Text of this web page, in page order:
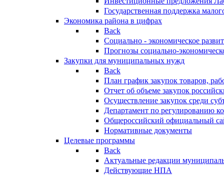
Государственная поддержка
Экономика района в цифрах
Back
Социально - экономическое
Прогнозы социально-
Закупки для муниципальных нужд
Back
План график закупок товаров,
Отчет об объеме закупок
Осуществление закупок среди
Департамент по регулированию
Общероссийский официальный
Нормативные документы
Целевые программы
Back
Актуальные редакции
Действующие НПА